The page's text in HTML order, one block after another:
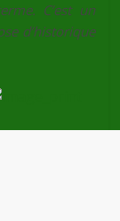
C’est un
d’historique